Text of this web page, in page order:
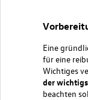
Eine
für eine
Wichtiges
der
beachten